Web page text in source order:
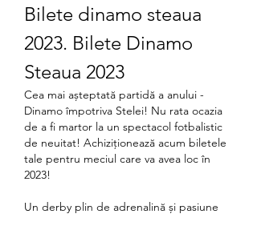
Bilete dinamo steaua
2023. Bilete Dinamo
Steaua 2023
Cea mai așteptată partidă a anului -
Dinamo împotriva Stelei! Nu rata ocazia
de a fi martor la un spectacol fotbalistic
de neuitat! Achiziționează acum biletele
tale pentru meciul care va avea loc în
2023!
Un derby plin de adrenalină și pasiune